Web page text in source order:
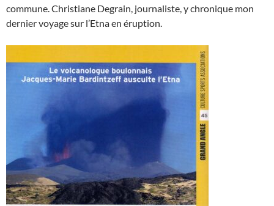
commune. Christiane Degrain, journaliste, y chronique mon
dernier voyage sur l’Etna en éruption.